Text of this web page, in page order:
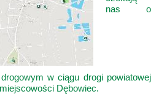
nas o
w ciągu drogi powiatowej
Dębowiec.